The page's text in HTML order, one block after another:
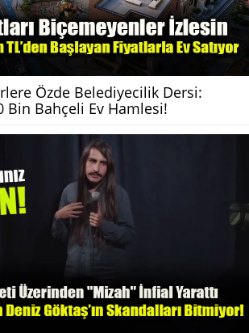
Özde Belediyecilik Dersi:
Bin Bahçeli Ev Hamlesi!